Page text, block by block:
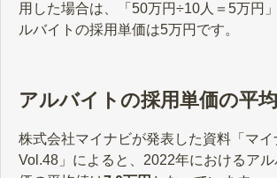
用した場合は、「50万円÷10人＝5万円
ルバイトの採用単価は5万円です。
アルバイトの採用単価の平
株式会社マイナビが発表した資料「マ
Vol.48」によると、2022年におけるア